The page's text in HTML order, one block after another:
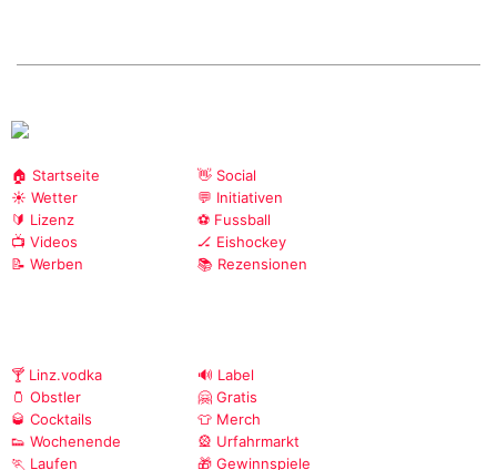
🏠 Startseite
☀️ Wetter
🔰 Lizenz
📺 Videos
📝 Werben
👋 Social
💬 Initiativen
⚽ Fussball
🏒 Eishockey
📚 Rezensionen
🍸 Linz.vodka
🫙 Obstler
🥃 Cocktails
👟 Wochenende
🏃 Laufen
🔊 Label
🤗 Gratis
👕 Merch
🎡 Urfahrmarkt
🎁 Gewinnspiele